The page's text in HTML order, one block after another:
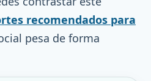
recomendados para
pesa de forma